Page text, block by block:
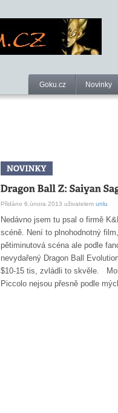
Goku.cz Novinky
Přidáno 6.února 2013 uživatelem unlu
Nedávno jsem tu psal o firmě
scéně. Není to plnohodnotný
pětiminutová scéna ale podle
nevydařený Dragon Ball
$10-15 tis, zvládli to skvěle.
Piccolo nejsou přesně podle